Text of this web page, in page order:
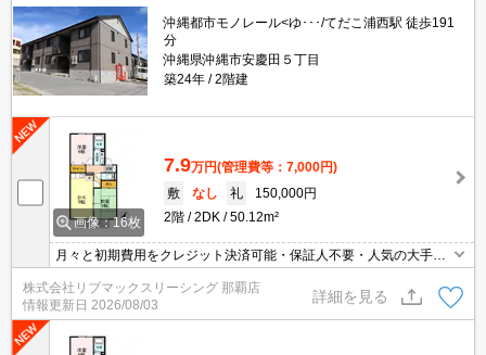
沖縄都市モノレール<ゆ･･･/てだこ浦西駅 徒歩191
分
沖縄県沖縄市安慶田５丁目
築24年
2階建
画像：16枚
7.9万円(管理費等：7,000円)
敷
なし 礼
150,000円
2階
2DK 50.12m²
月々と初期費用をクレジット決済可能・保証人不要・人気の大手ハ
ウスメーカー物件です(^^)/♪初期費用の分割支払いサービスあり♪
（審査がございますので、スタッフまでお問い合わせください）
株式会社リブマックスリーシング 那覇店
情報更新日 2026/08/03
詳細を見る